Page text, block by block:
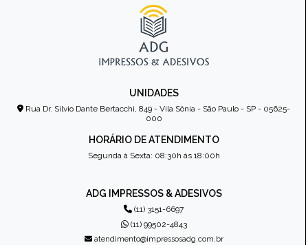
UNIDADES
Rua Dr. Sílvio Dante Bertacchi, 849 - Vila Sônia - São Paulo - SP - 05625-
000
HORÁRIO DE ATENDIMENTO
Segunda à Sexta: 08:30h às 18:00h
ADG IMPRESSOS & ADESIVOS
(11) 3151-6697
(11) 99502-4843
atendimento@impressosadg.com.br